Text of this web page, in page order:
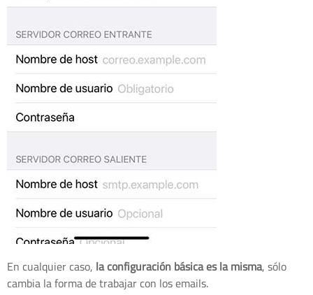
En cualquier caso, la configuración básica es la misma, sólo
cambia la forma de trabajar con los emails.